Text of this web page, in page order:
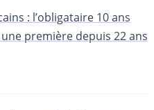
: l’obligataire 10 ans
première depuis 22 ans